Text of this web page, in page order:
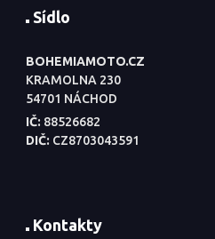
Sídlo
BOHEMIAMOTO.CZ
KRAMOLNA 230
54701 NÁCHOD
IČ: 88526682
DIČ: CZ8703043591
Kontakty